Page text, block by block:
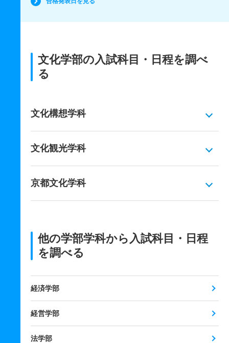
文化学部の入試科目・日程を調べ
る
文化構想学科
文化観光学科
京都文化学科
他の学部学科から入試科目・日程
を調べる
経済学部
経営学部
法学部